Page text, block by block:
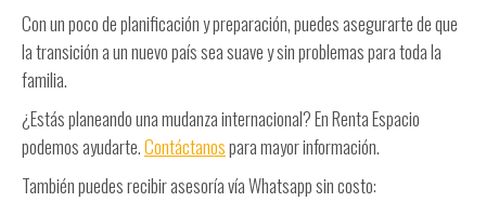
Con un poco de planificación y preparación, puedes asegurarte de que
la transición a un nuevo país sea suave y sin problemas para toda la
familia.
¿Estás planeando una mudanza internacional? En Renta Espacio
podemos ayudarte.Contáctanospara mayor información.
También puedes recibir asesoría vía Whatsapp sin costo: